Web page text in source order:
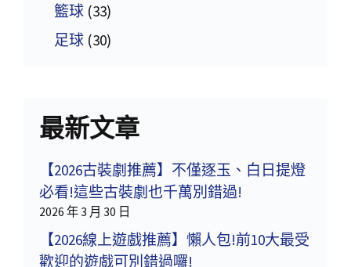
籃球 (33)
足球 (30)
最新文章
【2026古裝劇推薦】不僅逐玉、白日提燈
必看!這些古裝劇也千萬別錯過!
2026 年 3 月 30 日
【2026線上遊戲推薦】懶人包!前10大最受
歡迎的遊戲可別錯過囉!